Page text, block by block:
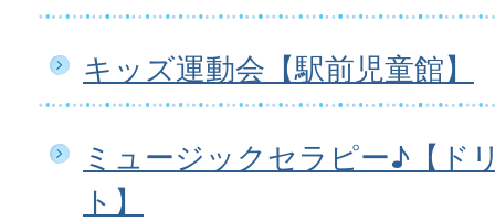
キッズ運動会【駅前児童館】
ミュージックセラピー♪【ド
ト】